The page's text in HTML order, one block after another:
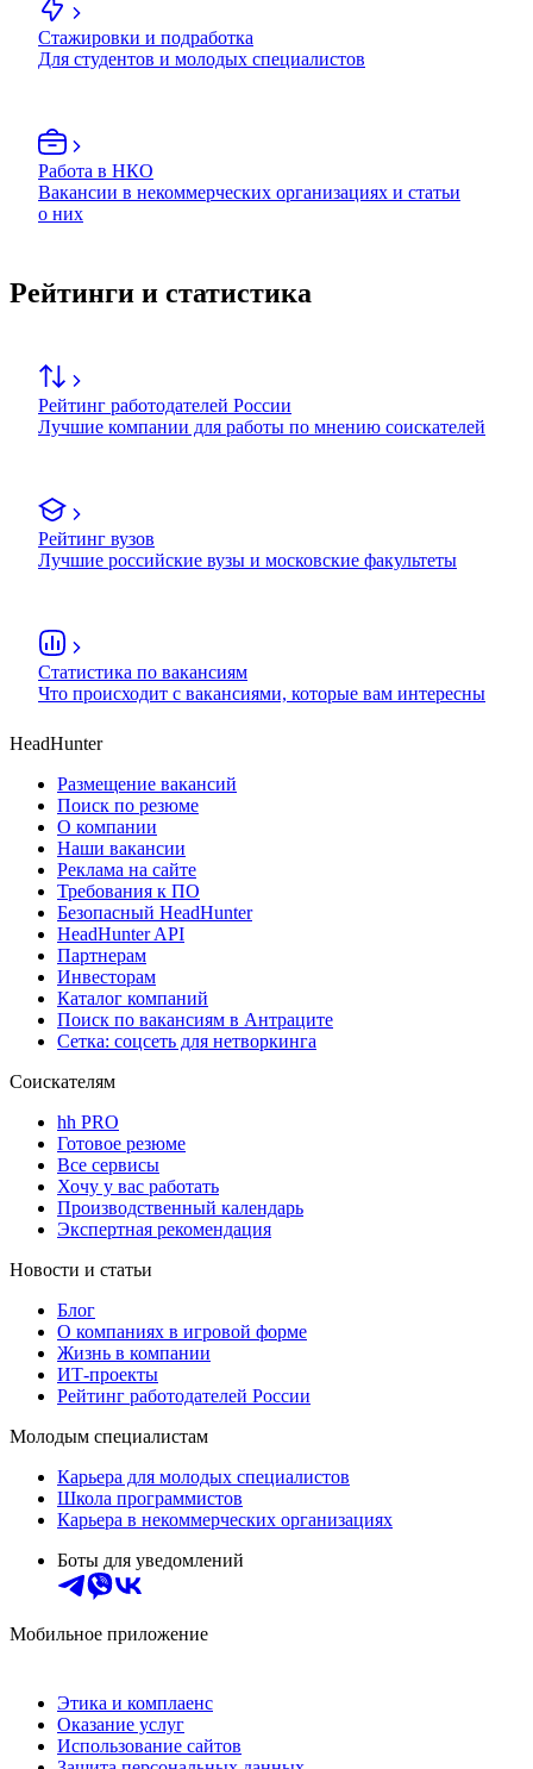
Стажировки и подработка
Для студентов и молодых специалистов
Работа в НКО
Вакансии в некоммерческих организациях и статьи
о них
Рейтинги и статистика
Рейтинг работодателей России
Лучшие компании для работы по мнению соискателей
Рейтинг вузов
Лучшие российские вузы и московские факультеты
Статистика по вакансиям
Что происходит с вакансиями, которые вам интересны
HeadHunter
Размещение вакансий
Поиск по резюме
О компании
Наши вакансии
Реклама на сайте
Требования к ПО
Безопасный HeadHunter
HeadHunter API
Партнерам
Инвесторам
Каталог компаний
Поиск по вакансиям в Антраците
Сетка: соцсеть для нетворкинга
Соискателям
hh PRO
Готовое резюме
Все сервисы
Хочу у вас работать
Производственный календарь
Экспертная рекомендация
Новости и статьи
Блог
О компаниях в игровой форме
Жизнь в компании
ИТ-проекты
Рейтинг работодателей России
Молодым специалистам
Карьера для молодых специалистов
Школа программистов
Карьера в некоммерческих организациях
Боты для уведомлений
Мобильное приложение
Этика и комплаенс
Оказание услуг
Использование сайтов